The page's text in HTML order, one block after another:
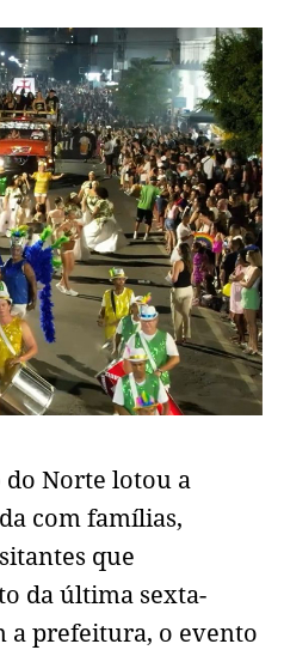
do Norte lotou a
com famílias,
que
da última sexta-
a prefeitura, o evento